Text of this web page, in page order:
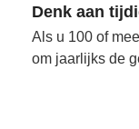
Denk aan
Als u 100 of
om jaarlijks de